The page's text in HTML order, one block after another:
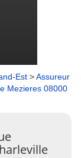
Est >Assureur
Mezieres 08000